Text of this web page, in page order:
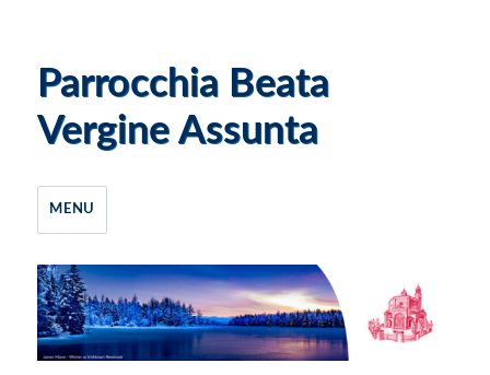
Parrocchia Beata
Vergine Assunta
MENU